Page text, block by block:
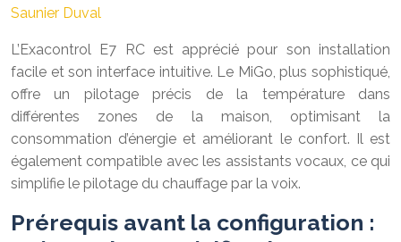
Saunier Duval
L’Exacontrol E7 RC est apprécié pour son installation
facile et son interface intuitive. Le MiGo, plus sophistiqué,
offre un pilotage précis de la température dans
différentes zones de la maison, optimisant la
consommation d’énergie et améliorant le confort. Il est
également compatible avec les assistants vocaux, ce qui
simplifie le pilotage du chauffage par la voix.
Prérequis avant la configuration :